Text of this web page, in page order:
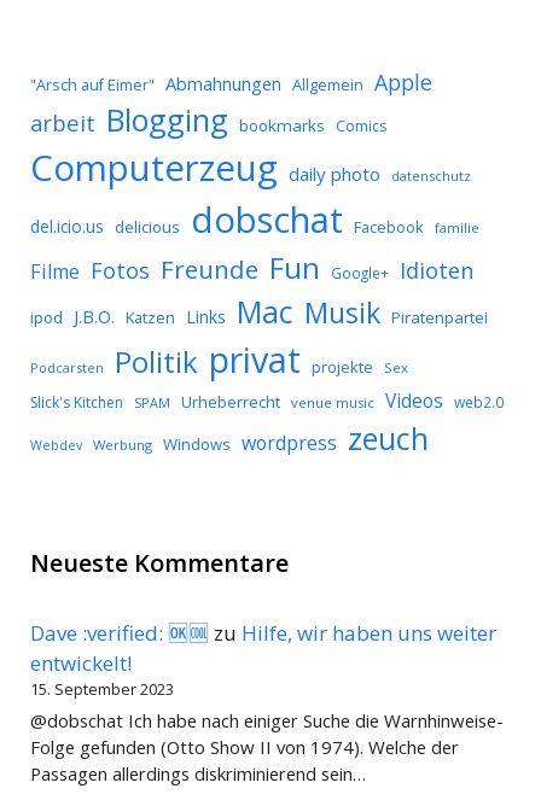
"Arsch auf Eimer" Abmahnungen Allgemein Apple
arbeit Blogging bookmarks Comics
Computerzeug daily photo datenschutz
del.icio.us delicious dobschat Facebook familie
Filme Fotos Freunde Fun Google+ Idioten
ipod J.B.O. Katzen Links Mac Musik Piratenpartei
Podcarsten Politik privat projekte Sex
Slick's Kitchen SPAM Urheberrecht venue music Videos web2.0
Webdev Werbung Windows wordpress zeuch
Neueste Kommentare
Dave :verified: 🆗🆒 zu Hilfe, wir haben uns weiter
entwickelt!
15. September 2023
@dobschat Ich habe nach einiger Suche die Warnhinweise-
Folge gefunden (Otto Show II von 1974). Welche der
Passagen allerdings diskriminierend sein…